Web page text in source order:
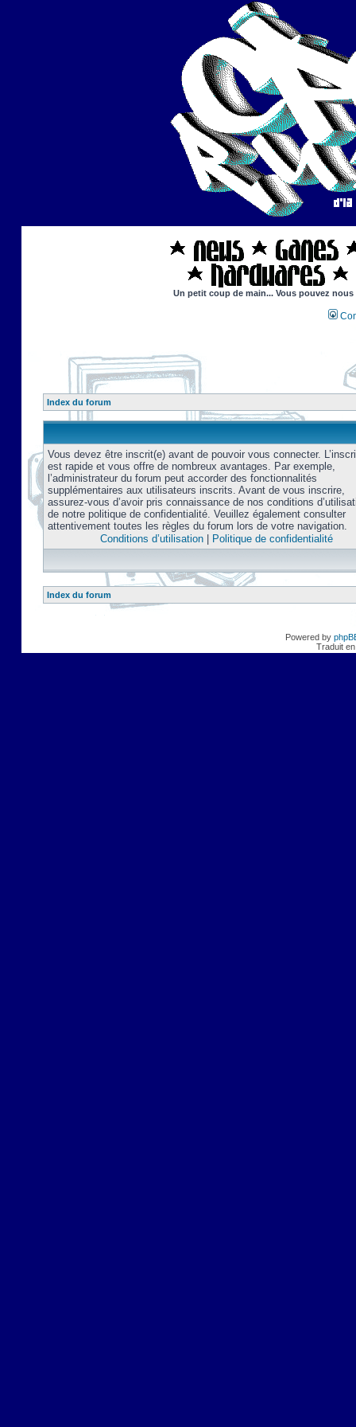
Un petit coup de main... Vous pouvez
Index du forum
Vous devez être inscrit(e) avant de pouvoir vous connecter.
est rapide et vous offre de nombreux avantages. Par exemple,
l’administrateur du forum peut accorder des fonctionnalités
supplémentaires aux utilisateurs inscrits. Avant de vous inscrire,
assurez-vous d’avoir pris connaissance de nos conditions
de notre politique de confidentialité. Veuillez également consulter
attentivement toutes les règles du forum lors de votre navigation.
Conditions d’utilisation| Politique de confidentialité
Index du forum
Powered by
Traduit